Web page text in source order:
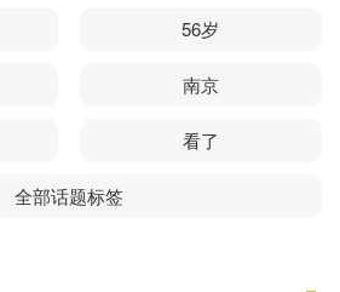
56岁
南京
看了
全部话题标签